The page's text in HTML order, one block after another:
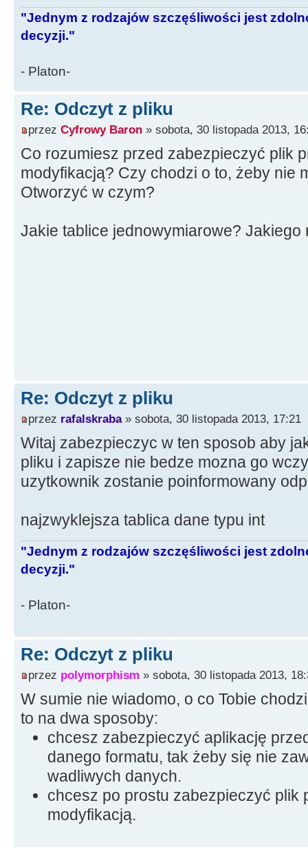
"Jednym z rodzajów szczęśliwości jest
decyzji."
- Platon-
Re: Odczyt z pliku
przez Cyfrowy Baron » sobota, 30 listopada 2013,
Co rozumiesz przed zabezpieczyć plik
modyfikacją? Czy chodzi o to, żeby nie
Otworzyć w czym?
Jakie tablice jednowymiarowe? Jakiego
Re: Odczyt z pliku
przez rafalskraba» sobota, 30 listopada 2013, 17:21
Witaj zabezpieczyc w ten sposob aby
pliku i zapisze nie bedze mozna go
uzytkownik zostanie poinformowany
najzwyklejsza tablica dane typu int
"Jednym z rodzajów szczęśliwości jest
decyzji."
- Platon-
Re: Odczyt z pliku
przez polymorphism » sobota, 30 listopada 2013,
W sumie nie wiadomo, o co Tobie
to na dwa sposoby:
chcesz zabezpieczyć aplikację
danego formatu, tak żeby się nie
wadliwych danych.
chcesz po prostu zabezpieczyć plik
modyfikacją.